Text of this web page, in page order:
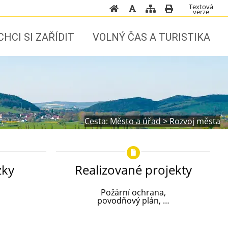
Textová
verze
SI ZAŘÍDIT VOLNÝ ČAS A TURISTIKA
Cesta: Město a úřad>Rozvoj města
Realizované projekty
Požární ochrana,
povodňový plán, …